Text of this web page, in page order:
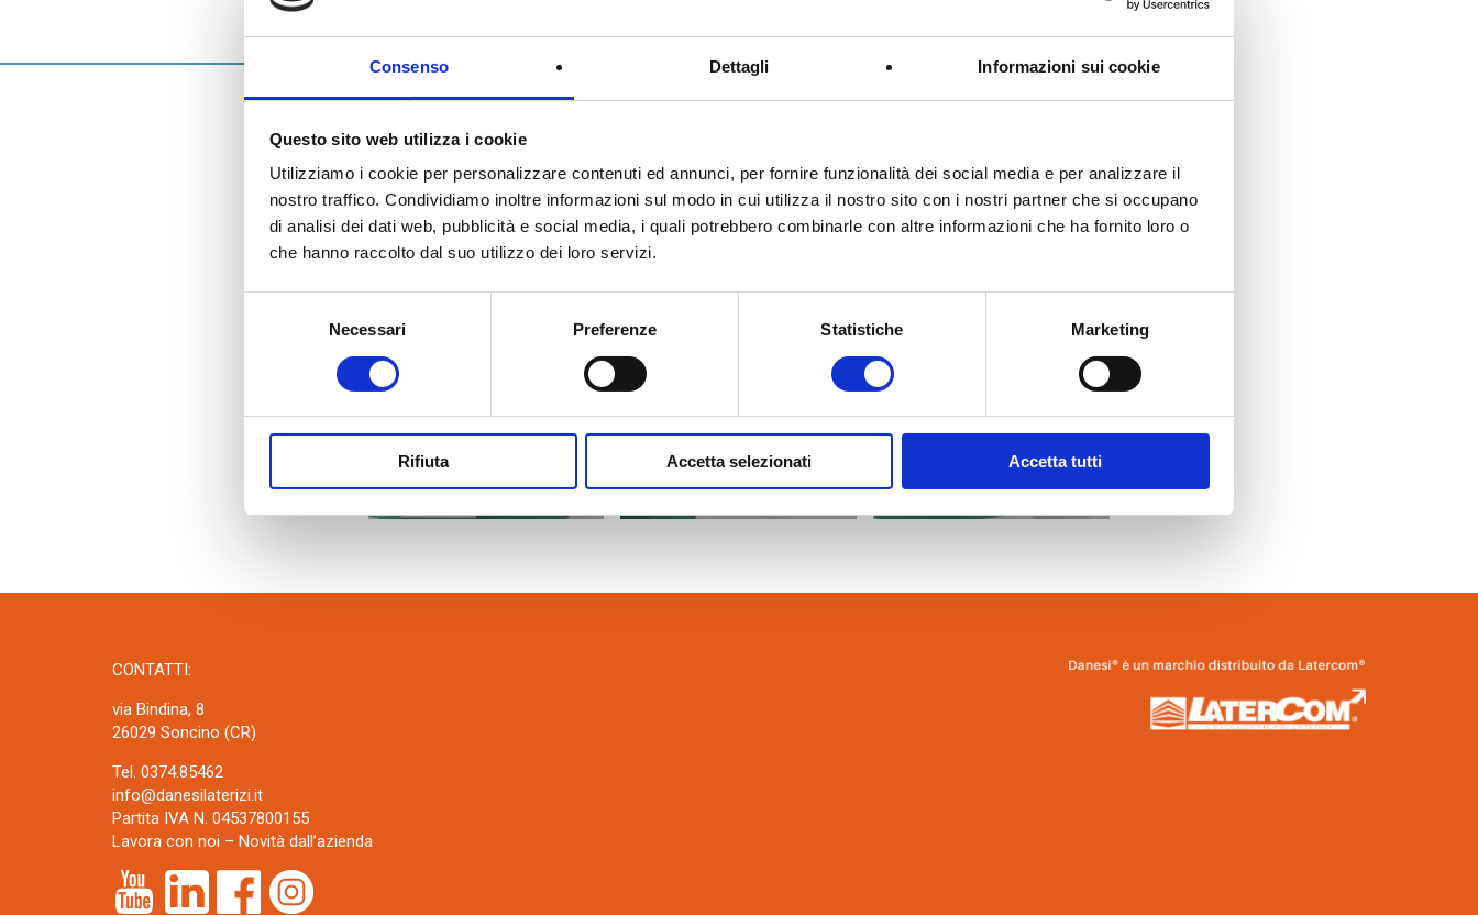
Consenso Dettagli Informazioni sui cookie
Questo sito web utilizza i cookie
Utilizziamo i cookie per personalizzare contenuti ed annunci, per fornire funzionalità dei social media e per analizzare il
nostro traffico. Condividiamo inoltre informazioni sul modo in cui utilizza il nostro sito con i nostri partner che si occupano
di analisi dei dati web, pubblicità e social media, i quali potrebbero combinarle con altre informazioni che ha fornito loro o
che hanno raccolto dal suo utilizzo dei loro servizi.
Necessari Preferenze Statistiche Marketing
Rifiuta Accetta selezionati Accetta tutti
SAIE 2016 Ringraziamenti
Normablok Più Taglio Termico, la soluzione ideale per abbattere il flusso termico e quindi correggere i
contenuto tecnologico, nato per realizzare eccezionali pareti di tamponamento.
Grazie a tutti e continuate a seguirci sul nostro sito
www.danesilaterizi.it
CONTATTI:
via Bindina, 8
26029 Soncino (CR)
Tel. 0374.85462
info@danesilaterizi.it
Partita IVA N. 04537800155
Lavora con noi – Novità dall’azienda